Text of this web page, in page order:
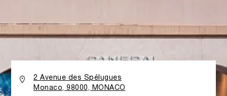
2 Avenue des Spélugues
Monaco, 98000, MONACO